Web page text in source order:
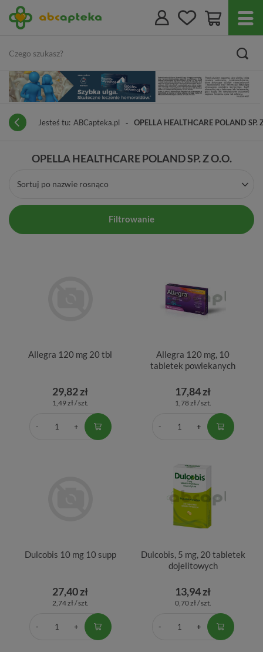
Jesteś tu: ABCapteka.pl OPELLA HEALTHCARE POLAND SP.
OPELLA HEALTHCARE POLAND SP. Z O.O.
Sortuj po nazwie rosnąco
Filtrowanie
Allegra 120 mg 20 tbl
29,82 zł
1,49 zł / szt.
Allegra 120 mg, 10
tabletek powlekanych
17,84 zł
1,78 zł / szt.
Dulcobis 10 mg 10 supp
27,40 zł
2,74 zł / szt.
Dulcobis, 5 mg, 20 tabletek
dojelitowych
13,94 zł
0,70 zł / szt.